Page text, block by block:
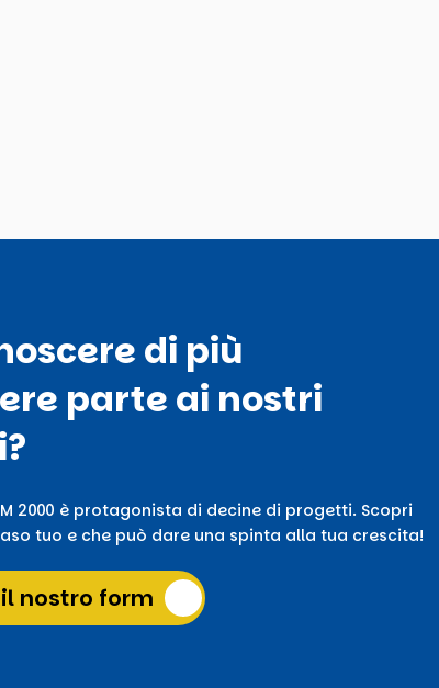
di più
parte ai nostri
2000 è protagonista di decine di progetti. Scopri
tuo e che può dare una spinta alla tua crescita!
nostro form